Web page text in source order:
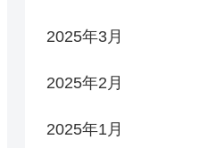
2025年3月
2025年2月
2025年1月